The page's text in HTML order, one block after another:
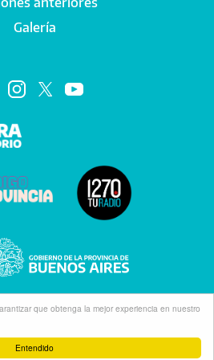
Entendido
que obtenga la mejor experiencia en nuestro
Galería